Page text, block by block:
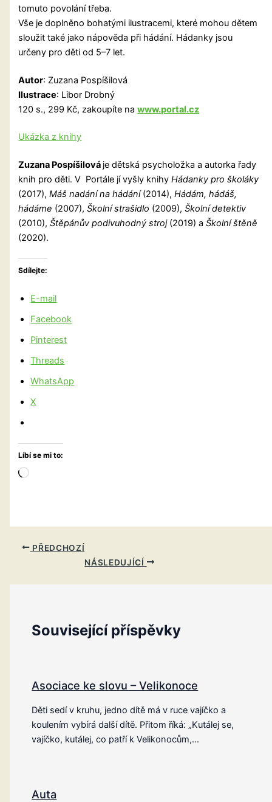
tomuto povolání třeba.
Vše je doplněno bohatými ilustracemi, které mohou dětem
sloužit také jako nápověda při hádání. Hádanky jsou
určeny pro děti od 5–7 let.
Autor: Zuzana Pospíšilová
Ilustrace: Libor Drobný
120 s., 299 Kč, zakoupíte nawww.portal.cz
Ukázka z knihy
Zuzana Pospíšilová je dětská psycholožka a autorka řady
knih pro děti. V Portále jí vyšly knihyHádanky pro školáky
(2017), Máš nadání na hádání(2014),Hádám, hádáš,
hádáme (2007),Školní strašidlo (2009), Školní detektiv
(2010),Štěpánův podivuhodný stroj(2019) aŠkolní štěně
(2020).
Sdílejte:
E-mail
Facebook
Pinterest
Threads
WhatsApp
X
Líbí se mi to:
Načítání…
PŘEDCHOZÍ
NÁSLEDUJÍCÍ
Související příspěvky
Asociace ke slovu – Velikonoce
Děti sedí v kruhu, jedno dítě má v ruce vajíčko a
koulením vybírá další dítě. Přitom říká: „Kutálej se,
vajíčko, kutálej, co patří k Velikonocům,…
Auta